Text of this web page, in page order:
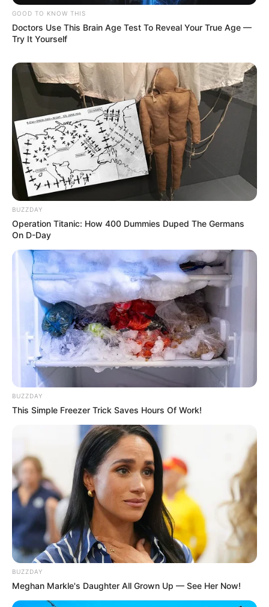
Nome
E-mail *
Mensagem*
BUSCAR
DESTAQUES
FACEBOOK
DESTAQUES DA SEMANA
Agente de Saúde é indiciada por falsificar
visitas que nunca aconteceram.
Câmara dos Deputados: anuênios, triênios,
quinquênios, sexta-parte e licenças-prêmio
entram no debate.
Motos e bicicletas para ACS e ACE: veja o
passo a passo para conseguir o benefício.
FNARAS em Brasília: Senado pode
promulgar PEC 14 em semana de
mobilização.
Presidente Kennedy (ES) abre processo
seletivo para Agentes de Saúde e de
GOOD TO KNOW THIS
Doctors Use This Brain Age Test To Reveal Your True Age —
Try It Yourself
BUZZDAY
Operation Titanic: How 400 Dummies Duped The Germans
On D-Day
BUZZDAY
This Simple Freezer Trick Saves Hours Of Work!
BUZZDAY
Meghan Markle's Daughter All Grown Up — See Her Now!